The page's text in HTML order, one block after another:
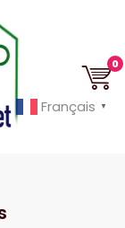
0
Français ▼